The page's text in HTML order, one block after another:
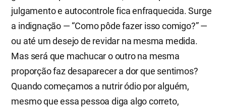
julgamento e autocontrole fica enfraquecida. Surge
a indignação — “Como pôde fazer isso comigo?” —
ou até um desejo de revidar na mesma medida.
Mas será que machucar o outro na mesma
proporção faz desaparecer a dor que sentimos?
Quando começamos a nutrir ódio por alguém,
mesmo que essa pessoa diga algo correto,